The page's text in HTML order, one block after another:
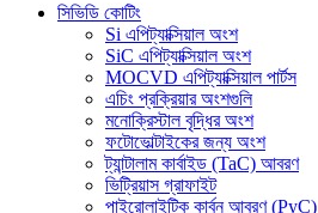
সিভিডি কোটিং
Si এপিট্যাক্সিয়াল অংশ
SiC এপিট্যাক্সিয়াল অংশ
MOCVD এপিট্যাক্সিয়াল পার্টস
এচিং প্রক্রিয়ার অংশগুলি
মনোক্রিস্টাল বৃদ্ধির অংশ
ফটোভোল্টাইকের জন্য অংশ
ট্যান্টালাম কার্বাইড (TaC) আবরণ
ভিট্রিয়াস গ্রাফাইট
পাইরোলাইটিক কার্বন আবরণ (PyC)